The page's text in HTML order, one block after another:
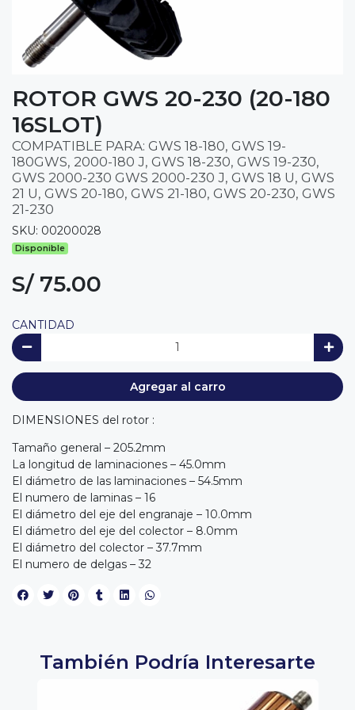
ROTOR GWS 20-230 (20-180
16SLOT)
COMPATIBLE PARA: GWS 18-180, GWS 19-
180GWS, 2000-180 J, GWS 18-230, GWS 19-230,
GWS 2000-230 GWS 2000-230 J, GWS 18 U, GWS
21 U, GWS 20-180, GWS 21-180, GWS 20-230, GWS
21-230
SKU: 00200028
Disponible
S/ 75.00
CANTIDAD
Agregar al carro
DIMENSIONES del rotor :
Tamaño general – 205.2mm
La longitud de laminaciones – 45.0mm
El diámetro de las laminaciones – 54.5mm
El numero de laminas – 16
El diámetro del eje del engranaje – 10.0mm
El diámetro del eje del colector – 8.0mm
El diámetro del colector – 37.7mm
El numero de delgas – 32
También Podría Interesarte